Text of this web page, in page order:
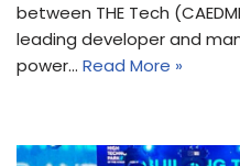
between THE Tech
leading developer and
power… Read More »